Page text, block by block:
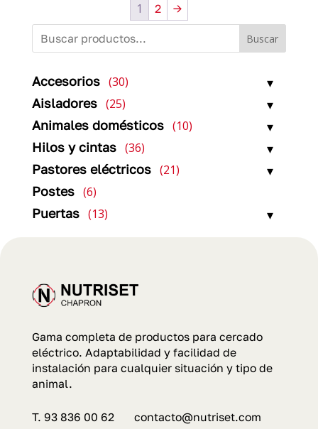
1 2 →
Buscar
Accesorios 3030
Aisladores 2525
productos
Animales domésticos 1010
Hilos y cintas 3636
Pastores eléctricos 2121
Postes 66
Puertas 1313
Gama completa de productos para cercado
eléctrico. Adaptabilidad y facilidad de
instalación para cualquier situación y tipo de
animal.
T. 93 836 00 62 contacto@nutriset.com